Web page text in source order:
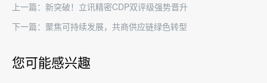
上一篇：新突破！立讯精密CDP双评级强势晋升
下一篇：聚焦可持续发展，共商供应链绿色转型
您可能感兴趣